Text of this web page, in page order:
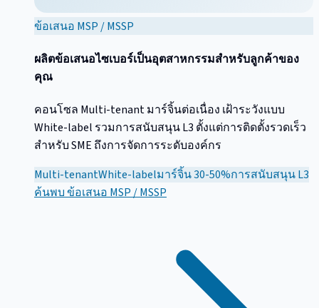
ข้อเสนอ MSP / MSSP
ผลิตข้อเสนอไซเบอร์เป็นอุตสาหกรรมสำหรับลูกค้าของ
คุณ
คอนโซล Multi-tenant มาร์จิ้นต่อเนื่อง เฝ้าระวังแบบ
White-label รวมการสนับสนุน L3 ตั้งแต่การติดตั้งรวดเร็ว
สำหรับ SME ถึงการจัดการระดับองค์กร
Multi-tenantWhite-labelมาร์จิ้น 30-50%การสนับสนุน L3
ค้นพบข้อเสนอ MSP / MSSP